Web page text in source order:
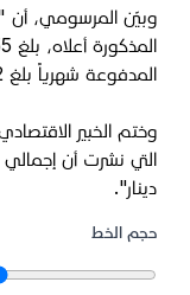
وبيّن المرسومي، أن
المدفوعة شهرياً بلغ 7.572 ترليون دينار شهرياً".
وختم الخبير
دينار".
حجم الخط